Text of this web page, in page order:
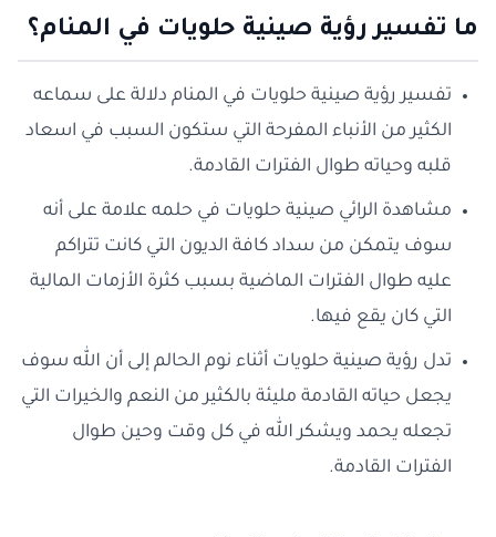
ما تفسير رؤية صينية حلويات في المنام؟
تفسير رؤية صينية حلويات في المنام دلالة على سماعه
الكثير من الأنباء المفرحة التي ستكون السبب في اسعاد
قلبه وحياته طوال الفترات القادمة.
مشاهدة الرائي صينية حلويات في حلمه علامة على أنه
سوف يتمكن من سداد كافة الديون التي كانت تتراكم
عليه طوال الفترات الماضية بسبب كثرة الأزمات المالية
التي كان يقع فيها.
تدل رؤية صينية حلويات أثناء نوم الحالم إلى أن الله سوف
يجعل حياته القادمة مليئة بالكثير من النعم والخيرات التي
تجعله يحمد ويشكر الله في كل وقت وحين طوال
الفترات القادمة.